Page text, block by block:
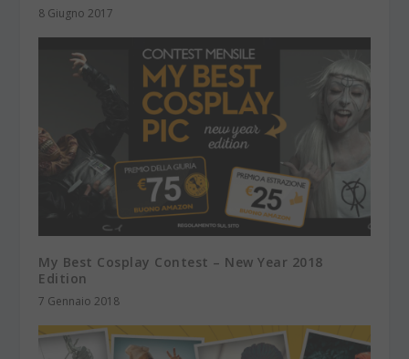
8 Giugno 2017
My Best Cosplay Contest – New Year 2018
Edition
7 Gennaio 2018